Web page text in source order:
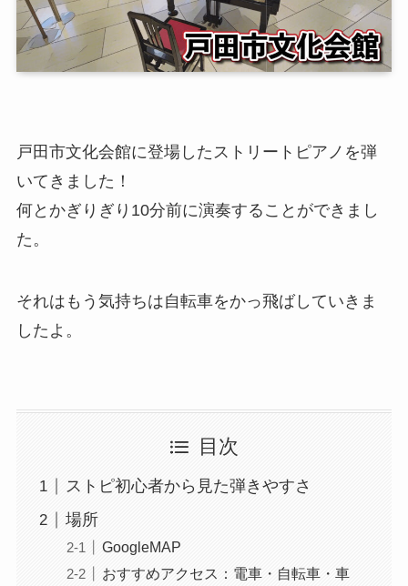
戸田市文化会館に登場したストリートピアノを弾
いてきました！
何とかぎりぎり10分前に演奏することができまし
た。
それはもう気持ちは自転車をかっ飛ばしていきま
したよ。
目次
ストピ初心者から見た弾きやすさ
場所
GoogleMAP
おすすめアクセス：電車・自転車・車